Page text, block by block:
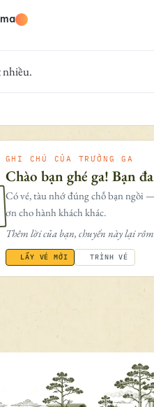
nhiều.
GHI CHÚ CỦA TRƯỞNG GA
Chào bạn ghé ga! Bạn
Có vé, tàu nhớ đúng chỗ bạn ngồi
ơn cho hành khách khác.
Thêm lời của bạn, chuyến này lại
LẤY VÉ MỚI TRÌNH VÉ